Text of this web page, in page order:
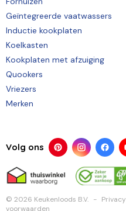
Geïntegreerde vaatwassers
Inductie kookplaten
Koelkasten
Kookplaten met afzuiging
Quookers
Vriezers
Merken
Volg ons
© 2026 Keukenloods B.V. Privacy
voorwaarden